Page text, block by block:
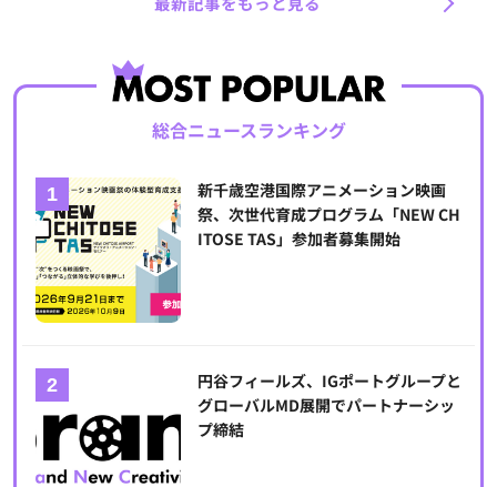
総合ニュースランキング
新千歳空港国際アニメーション映画
祭、次世代育成プログラム「NEW CH
ITOSE TAS」参加者募集開始
円谷フィールズ、IGポートグループと
グローバルMD展開でパートナーシッ
プ締結